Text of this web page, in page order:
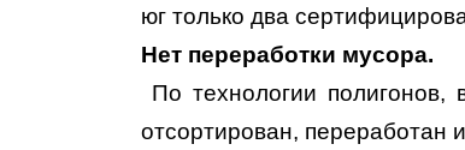
юг только два
Нет переработки мусора.
По технологии
отсортирован, переработан